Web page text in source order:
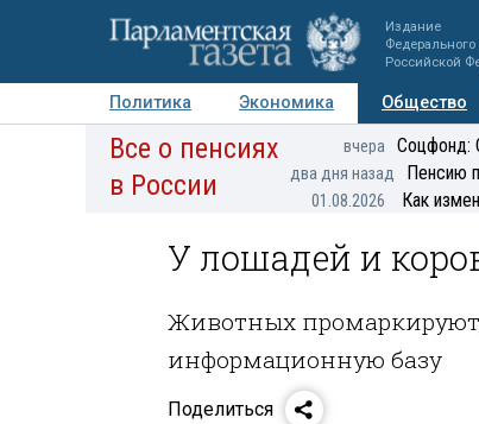
Издание
Российской
Политика Экономика Общество
Авторы Персоны Мнения
Все о пенсиях
в России
вчера Соцфонд:
два дня назад Пенсию
01.08.2026 Как
У лошадей и
Животных промаркируют,
информационную базу
Поделиться